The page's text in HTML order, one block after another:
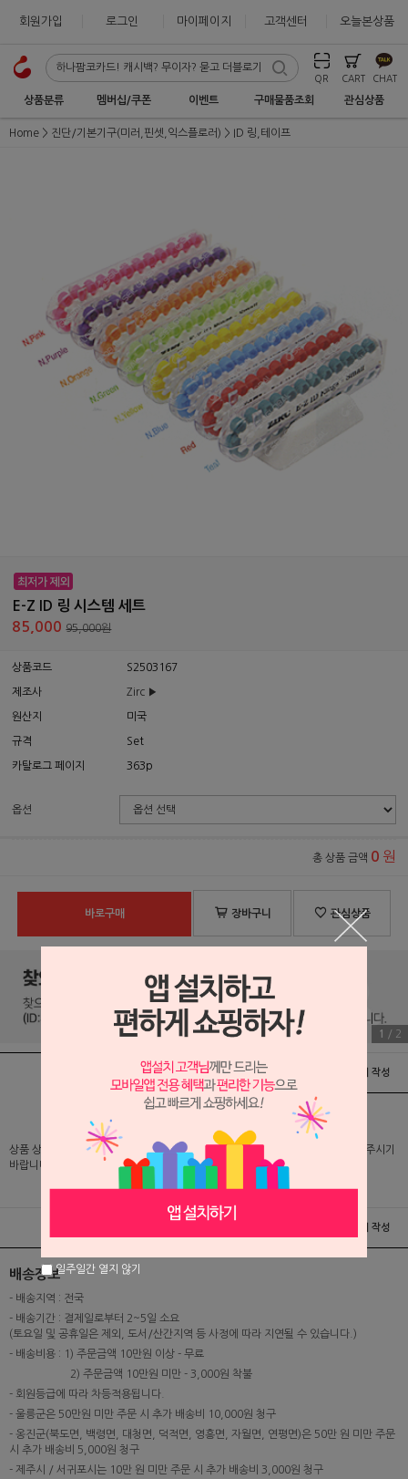
회원가입 로그인 마이페이지 고객센터 오늘본상품
QR CART CHAT
상품분류 멤버십/쿠폰 이벤트 구매물품조회 관심상품
Home 진단/기본기구(미러,핀셋,익스플로러) ID 링,테이프
E-Z ID 링 시스템 세트
85,00095,000원
상품코드 S2503167
제조사 Zirc ▶
원산지 미국
규격 Set
카탈로그 페이지 363p
옵션
총 상품 금액 0 원
바로구매 장바구니 관심상품
1 / 2
배송 및 교환/반품안내 상품후기 및 평가서 작성
상품 상세 설명 및 실제 구매 가격은 로그인 후 확인 가능하오니 반드시 로그인해 주시기
바랍니다.
상품후기 및 평가서 작성
배송정보
- 배송지역 : 전국
- 배송기간 : 결제일로부터 2~5일 소요
(토요일 및 공휴일은 제외, 도서/산간지역 등 사정에 따라 지연될 수 있습니다.)
- 배송비용 : 1) 주문금액 10만원 이상 - 무료
2) 주문금액 10만원 미만 - 3,000원 착불
- 회원등급에 따라 차등적용됩니다.
- 울릉군은 50만원 미만 주문 시 추가 배송비 10,000원 청구
- 옹진군(북도면, 백령면, 대청면, 덕적면, 영흥면, 자월면, 연평면)은 50만 원 미만 주문
시 추가 배송비 5,000원 청구
- 제주시 / 서귀포시는 10만 원 미만 주문 시 추가 배송비 3,000원 청구
일주일간 열지 않기